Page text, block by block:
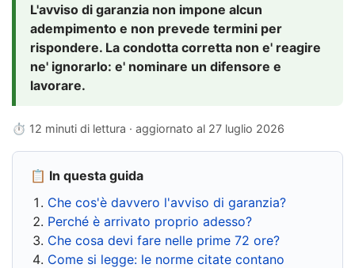
L'avviso di garanzia non impone alcun
adempimento e non prevede termini per
rispondere. La condotta corretta non e' reagire
ne' ignorarlo: e' nominare un difensore e
lavorare.
⏱ 12 minuti di lettura · aggiornato al 27 luglio 2026
📋 In questa guida
Che cos'è davvero l'avviso di garanzia?
Perché è arrivato proprio adesso?
Che cosa devi fare nelle prime 72 ore?
Come si legge: le norme citate contano